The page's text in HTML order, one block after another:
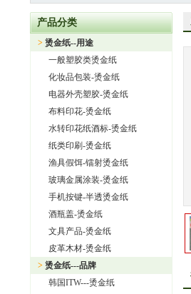
热烈祝贺上海旭饰实业
上海旭饰实业有限公司
热烈祝贺上海旭饰实业
热烈祝贺旭饰实业成为
上海旭饰实业有限公司
怎样选择进口烫金纸
上海旭饰实业有限公司
产品分类
> 烫金纸--用途
一般塑胶类烫金纸
化妆品包装-烫金纸
电器外壳塑胶-烫金纸
布料印花-烫金纸
水转印花纸酒标-烫金纸
纸类印刷-烫金纸
渔具假饵-镭射烫金纸
玻璃金属涂装-烫金纸
手机按键-半透烫金纸
酒瓶盖-烫金纸
文具产品-烫金纸
皮革木材-烫金纸
> 烫金纸---品牌
韩国ITW---烫金纸